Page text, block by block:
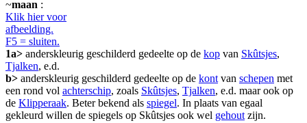
~maan :
Klik hier voor
afbeelding.
F5 = sluiten.
1a> anderskleurig geschilderd gedeelte op de kop van Skûtsjes,
Tjalken, e.d.
b> anderskleurig geschilderd gedeelte op de kont van schepen met
een rond vol achterschip, zoals Skûtsjes, Tjalken, e.d. maar ook op
de Klipperaak. Beter bekend als spiegel. In plaats van egaal
gekleurd willen de spiegels op Skûtsjes ook wel gehout zijn.